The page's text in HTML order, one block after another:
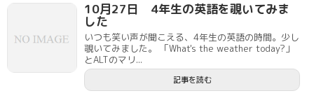
10月27日 4年生の英語を覗いてみま
した
いつも笑い声が聞こえる、4年生の英語の時間。少し
覗いてみました。 「What's the weather today?」
とALTのマリ...
記事を読む